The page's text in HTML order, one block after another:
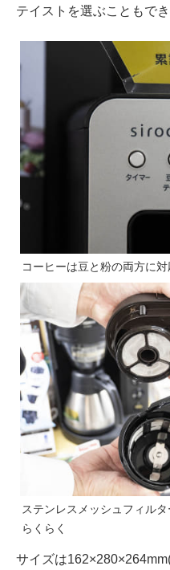
テイストを選ぶこともでき
コーヒーは豆と粉の両方に
ステンレスメッシュフィル
らくらく
サイズは